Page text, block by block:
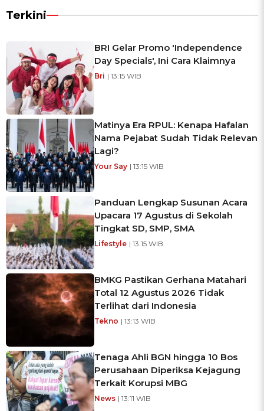
Terkini
BRI Gelar Promo 'Independence
Day Specials', Ini Cara Klaimnya
Bri | 13:15 WIB
Matinya Era RPUL: Kenapa Hafalan
Nama Pejabat Sudah Tidak Relevan
Lagi?
Your Say | 13:15 WIB
Panduan Lengkap Susunan Acara
Upacara 17 Agustus di Sekolah
Tingkat SD, SMP, SMA
Lifestyle | 13:15 WIB
BMKG Pastikan Gerhana Matahari
Total 12 Agustus 2026 Tidak
Terlihat dari Indonesia
Tekno | 13:13 WIB
Tenaga Ahli BGN hingga 10 Bos
Perusahaan Diperiksa Kejagung
Terkait Korupsi MBG
News | 13:11 WIB